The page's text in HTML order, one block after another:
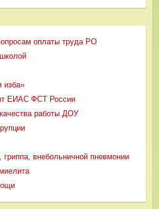
оплаты труда РО
изба»
ЕИАС ФСТ России
работы ДОУ
внебольничной пневмонии